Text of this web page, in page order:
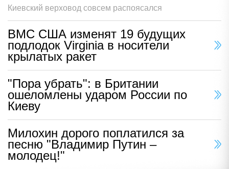
Киевский верховод совсем распоясался
ВМС США изменят 19 будущих
подлодок Virginia в носители
крылатых ракет
"Пора убрать": в Британии
ошеломлены ударом России по
Киеву
Милохин дорого поплатился за
песню "Владимир Путин –
молодец!"